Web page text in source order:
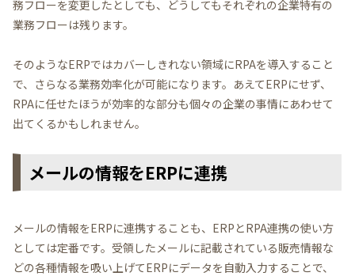
務フローを変更したとしても、どうしてもそれぞれの企業特有の
業務フローは残ります。
そのようなERPではカバーしきれない領域にRPAを導入すること
で、さらなる業務効率化が可能になります。あえてERPにせず、
RPAに任せたほうが効率的な部分も個々の企業の事情にあわせて
出てくるかもしれません。
メールの情報をERPに連携
メールの情報をERPに連携することも、ERPとRPA連携の使い方
としては定番です。受領したメールに記載されている販売情報な
どの各種情報を吸い上げてERPにデータを自動入力することで、